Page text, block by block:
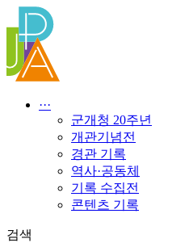
텐
로
건
···
군개청 20주년
개관기념전
경관 기록
역사·공동체
기록 수집전
콘텐츠 기록
검색